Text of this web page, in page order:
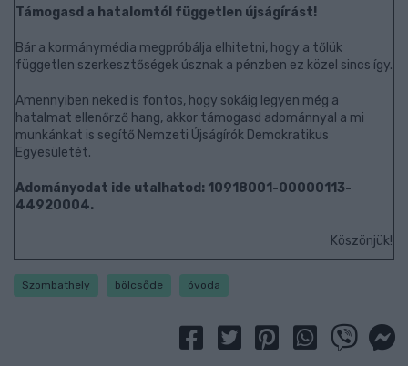
Támogasd a hatalomtól független újságírást!
Bár a kormánymédia megpróbálja elhitetni, hogy a tőlük
független szerkesztőségek úsznak a pénzben ez közel sincs így.
Amennyiben neked is fontos, hogy sokáig legyen még a
hatalmat ellenőrző hang, akkor támogasd adománnyal a mi
munkánkat is segítő Nemzeti Újságírók Demokratikus
Egyesületét.
Adományodat ide utalhatod: 10918001-00000113-
44920004.
Köszönjük!
Szombathely bölcsőde óvoda